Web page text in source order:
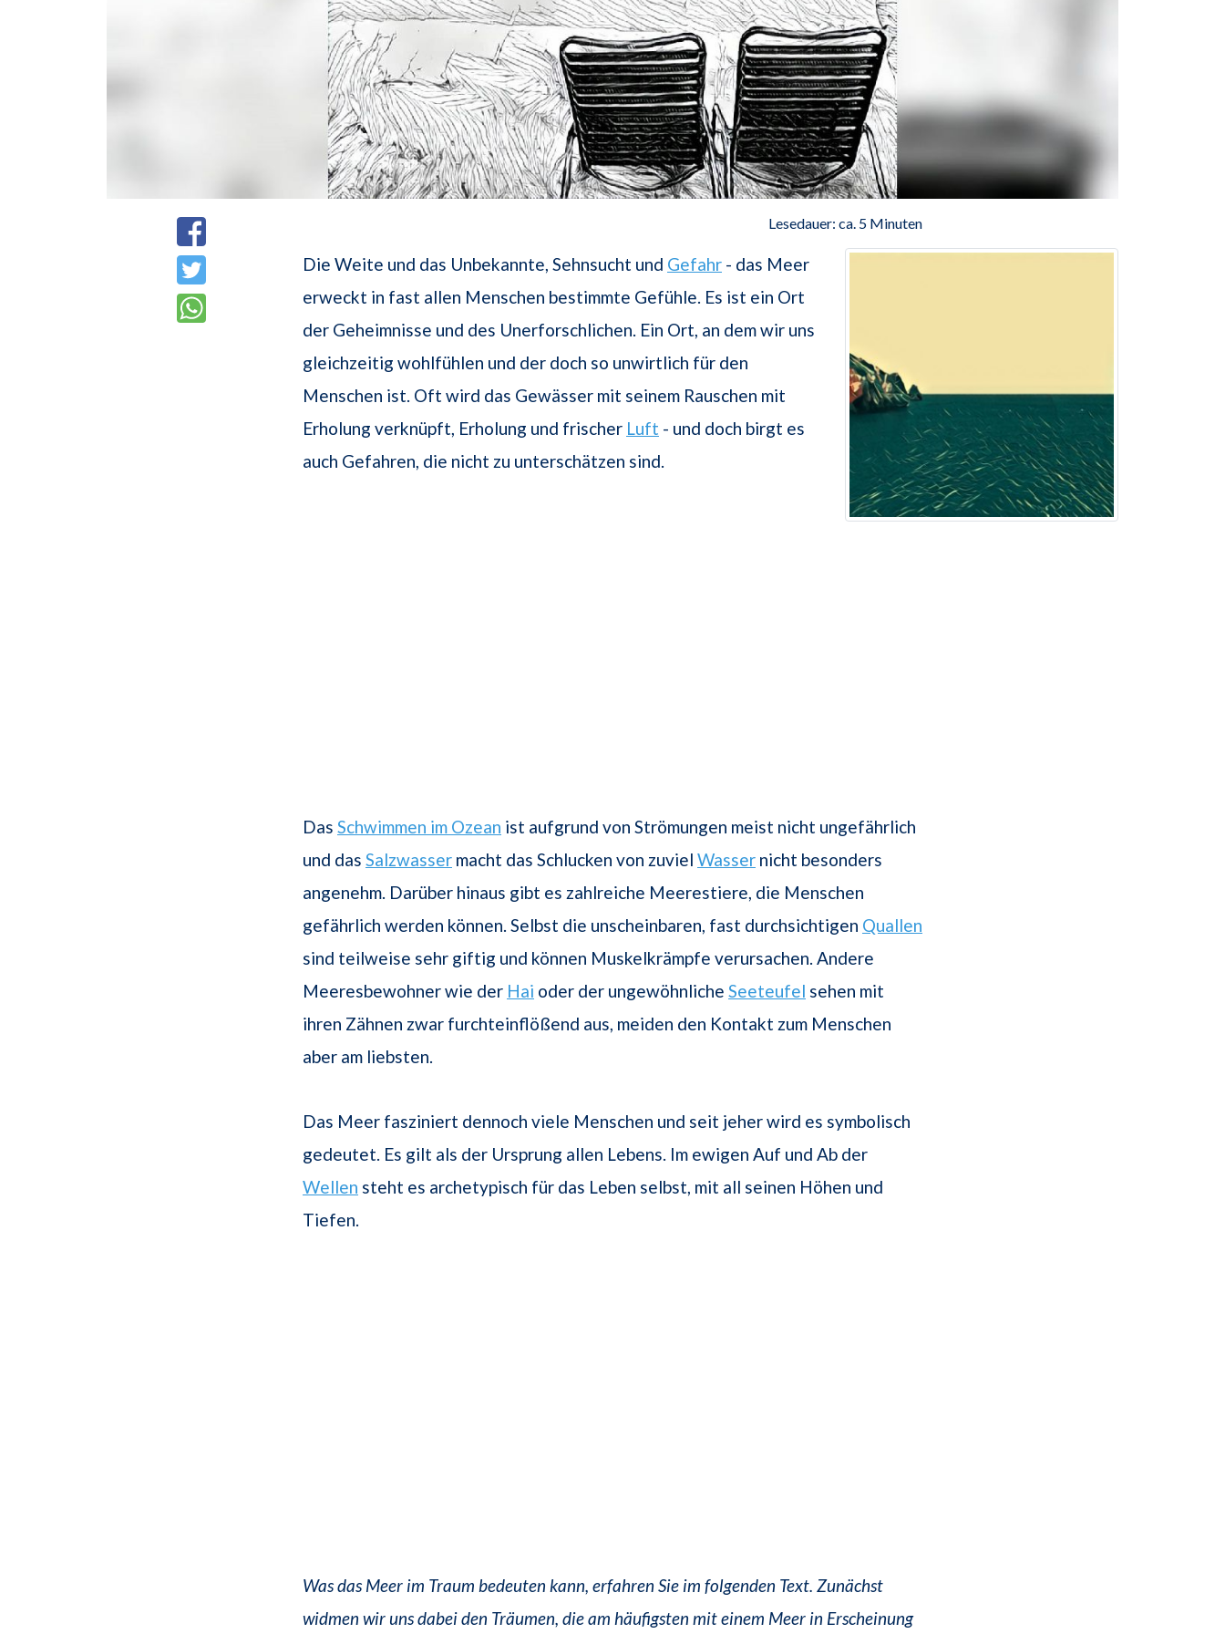
Lesedauer: ca. 5 Minuten
Die Weite und das Unbekannte, Sehnsucht und Gefahr - das Meer
erweckt in fast allen Menschen bestimmte Gefühle. Es ist ein Ort
der Geheimnisse und des Unerforschlichen. Ein Ort, an dem wir uns
gleichzeitig wohlfühlen und der doch so unwirtlich für den
Menschen ist. Oft wird das Gewässer mit seinem Rauschen mit
Erholung verknüpft, Erholung und frischer Luft - und doch birgt es
auch Gefahren, die nicht zu unterschätzen sind.
Das Schwimmen im Ozean ist aufgrund von Strömungen meist nicht ungefährlich
und das Salzwasser macht das Schlucken von zuviel Wasser nicht besonders
angenehm. Darüber hinaus gibt es zahlreiche Meerestiere, die Menschen
gefährlich werden können. Selbst die unscheinbaren, fast durchsichtigen Quallen
sind teilweise sehr giftig und können Muskelkrämpfe verursachen. Andere
Meeresbewohner wie der Hai oder der ungewöhnliche Seeteufel sehen mit
ihren Zähnen zwar furchteinflößend aus, meiden den Kontakt zum Menschen
aber am liebsten.
Das Meer fasziniert dennoch viele Menschen und seit jeher wird es symbolisch
gedeutet. Es gilt als der Ursprung allen Lebens. Im ewigen Auf und Ab der
Wellen steht es archetypisch für das Leben selbst, mit all seinen Höhen und
Tiefen.
Was das Meer im Traum bedeuten kann, erfahren Sie im folgenden Text. Zunächst
widmen wir uns dabei den Träumen, die am häufigsten mit einem Meer in Erscheinung